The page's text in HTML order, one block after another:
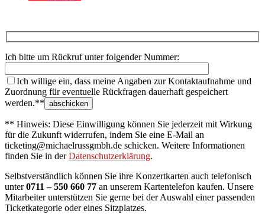
Ich bitte um Rückruf unter folgender Nummer:
Ich willige ein, dass meine Angaben zur Kontaktaufnahme und
Zuordnung für eventuelle Rückfragen dauerhaft gespeichert
werden.**
** Hinweis: Diese Einwilligung können Sie jederzeit mit Wirkung
für die Zukunft widerrufen, indem Sie eine E-Mail an
ticketing@michaelrussgmbh.de schicken. Weitere Informationen
finden Sie in derDatenschutzerklärung.
Selbstverständlich können Sie ihre Konzertkarten auch telefonisch
unter0711 – 550 660 77 an unserem Kartentelefon kaufen. Unsere
Mitarbeiter unterstützen Sie gerne bei der Auswahl einer passenden
Ticketkategorie oder eines Sitzplatzes.